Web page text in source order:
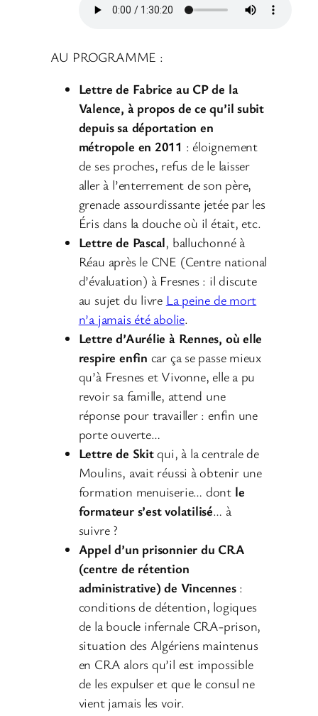
AU PROGRAMME :
Lettre de Fabrice au CP de la
Valence, à propos de ce qu’il subit
depuis sa déportation en
métropole en 2011 : éloignement
de ses proches, refus de le laisser
aller à l’enterrement de son père,
grenade assourdissante jetée par les
Éris dans la douche où il était, etc.
Lettre de Pascal, balluchonné à
Réau après le CNE (Centre national
d’évaluation) à Fresnes : il discute
au sujet du livre La peine de mort
n’a jamais été abolie.
Lettre d’Aurélie à Rennes, où elle
respire enfin car ça se passe mieux
qu’à Fresnes et Vivonne, elle a pu
revoir sa famille, attend une
réponse pour travailler : enfin une
porte ouverte…
Lettre de Skitqui, à la centrale de
Moulins, avait réussi à obtenir une
formation menuiserie… dont le
formateur s’est volatilisé… à
suivre ?
Appel d’un prisonnier du CRA
(centre de rétention
administrative) de Vincennes:
conditions de détention, logiques
de la boucle infernale CRA-prison,
situation des Algériens maintenus
en CRA alors qu’il est impossible
de les expulser et que le consul ne
vient jamais les voir.